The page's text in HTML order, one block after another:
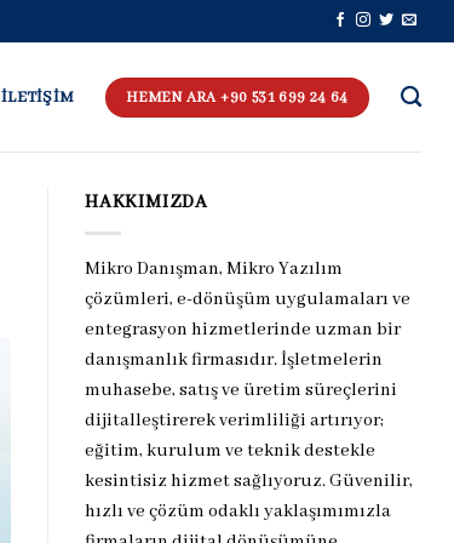
İLETİŞİM HEMEN ARA +90 531 699 24 64
HAKKIMIZDA
Mikro Danışman, Mikro Yazılım
çözümleri, e-dönüşüm uygulamaları ve
entegrasyon hizmetlerinde uzman bir
danışmanlık firmasıdır. İşletmelerin
muhasebe, satış ve üretim süreçlerini
dijitalleştirerek verimliliği artırıyor;
eğitim, kurulum ve teknik destekle
kesintisiz hizmet sağlıyoruz. Güvenilir,
hızlı ve çözüm odaklı yaklaşımımızla